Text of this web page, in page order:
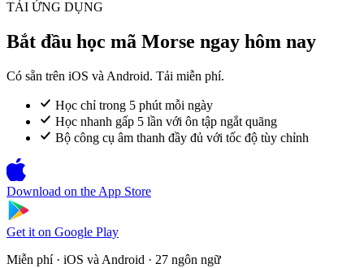
TẢI ỨNG DỤNG
Bắt đầu học mã Morse ngay hôm nay
Có sẵn trên iOS và Android. Tải miễn phí.
Học chỉ trong 5 phút mỗi ngày
Học nhanh gấp 5 lần với ôn tập ngắt quãng
Bộ công cụ âm thanh đầy đủ với tốc độ tùy chỉnh
Download on the App Store
Get it on Google Play
Miễn phí · iOS và Android · 27 ngôn ngữ